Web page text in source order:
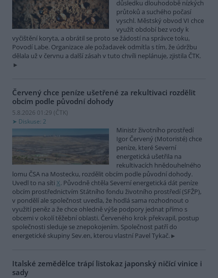
důsledku dlouhodobě nízkých
průtoků a suchého počasí
vyschl. Městský obvod VI chce
využít období bez vody k
vyčištění koryta, a obrátil se proto se žádostí na správce toku,
Povodí Labe. Organizace ale požadavek odmítla s tím, že údržbu
dělala už v červnu a další zásah v tuto chvíli neplánuje, zjistila ČTK.
Červený chce peníze ušetřené za rekultivaci rozdělit
obcím podle původní dohody
5.8.2026 01:29 (ČTK)
Diskuse: 2
Ministr životního prostředí
Igor Červený (Motoristé) chce
peníze, které Severní
energetická ušetřila na
rekultivacích hnědouhelného
lomu ČSA na Mostecku, rozdělit obcím podle původní dohody.
Uvedl to na síti X. Původně chtěla Severní energetická dát peníze
obcím prostřednictvím Státního fondu životního prostředí (SFŽP),
v pondělí ale společnost uvedla, že hodlá sama rozhodnout o
využití peněz a že chce ohledně výše podpory jednat přímo s
obcemi v okolí těžební oblasti. Červeného krok překvapil, postup
společnosti sleduje se znepokojením. Společnost patří do
energetické skupiny Sev.en, kterou vlastní Pavel Tykač.
Italské zemědělce trápí listokaz japonský ničící vinice i
sady